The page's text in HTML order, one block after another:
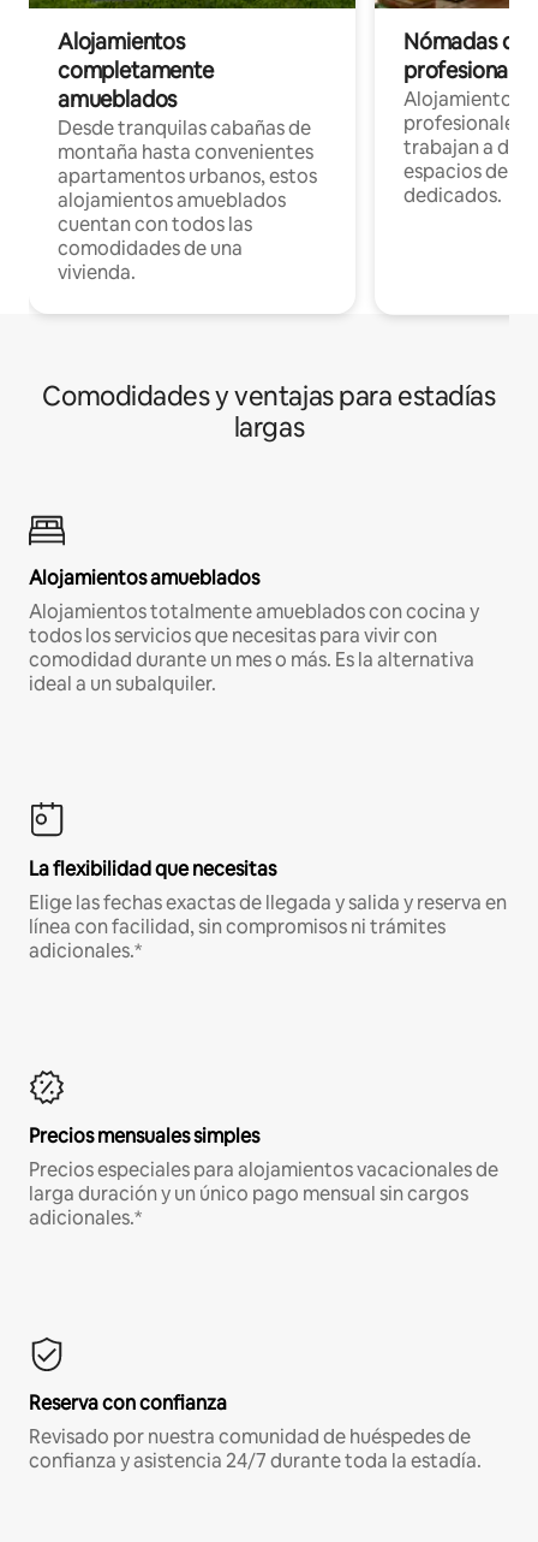
Alojamientos
completamente
amueblados
Desde tranquilas cabañas de
montaña hasta convenientes
apartamentos urbanos, estos
alojamientos amueblados
cuentan con todos las
comodidades de una
vivienda.
Nómadas
Alojamientos
profesionales
trabajan a
espacios de
dedicados.
Comodidades y ventajas para estadías
largas
Alojamientos amueblados
Alojamientos totalmente amueblados con cocina y
todos los servicios que necesitas para vivir con
comodidad durante un mes o más. Es la alternativa
ideal a un subalquiler.
La flexibilidad que necesitas
Elige las fechas exactas de llegada y salida y reserva en
línea con facilidad, sin compromisos ni trámites
adicionales.*
Precios mensuales simples
Precios especiales para alojamientos vacacionales de
larga duración y un único pago mensual sin cargos
adicionales.*
Reserva con confianza
Revisado por nuestra comunidad de huéspedes de
confianza y asistencia 24/7 durante toda la estadía.